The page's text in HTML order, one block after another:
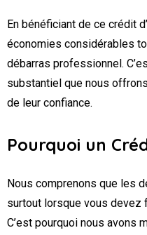
En bénéficiant de ce crédit
économies considérables
débarras professionnel.
substantiel que nous
de leur confiance.
Pourquoi un
Nous comprenons que les
surtout lorsque vous devez
C’est pourquoi nous avons